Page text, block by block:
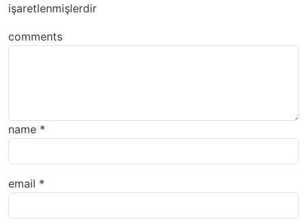
işaretlenmişlerdir
comments
name *
email *